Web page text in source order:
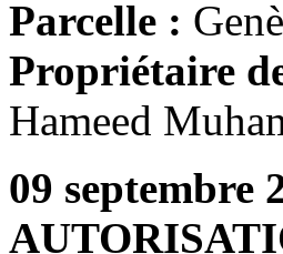
Parcelle :
Propriétaire
Hameed
09 septembre